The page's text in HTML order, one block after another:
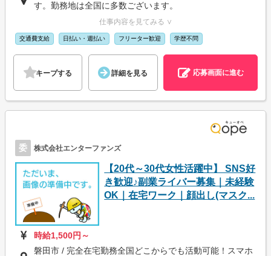
す。勤務地は全国に多数ございます。
仕事内容を見てみる ∨
交通費支給 日払い・週払い フリーター歓迎 学歴不問
キープする 詳細を見る 応募画面に進む
委 株式会社エンターファンズ
【20代～30代女性活躍中】 SNS好
き歓迎♪副業ライバー募集｜未経験
OK｜在宅ワーク｜顔出し(マスク...
時給1,500円～
磐田市 / 完全在宅勤務全国どこからでも活動可能！スマホ